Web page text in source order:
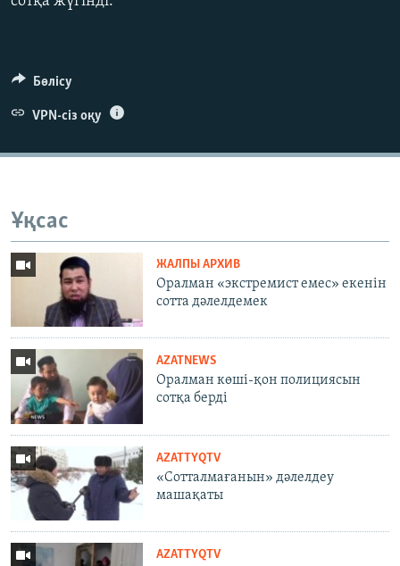
Бөлісу
VPN-сіз оқу
Ұқсас
ЖАЛПЫ АРХИВ
Оралман «экстремист емес» екенін
сотта дәлелдемек
AZATNEWS
Оралман көші-қон полициясын
сотқа берді
AZATTYQTV
«Сотталмағанын» дәлелдеу
машақаты
AZATTYQTV